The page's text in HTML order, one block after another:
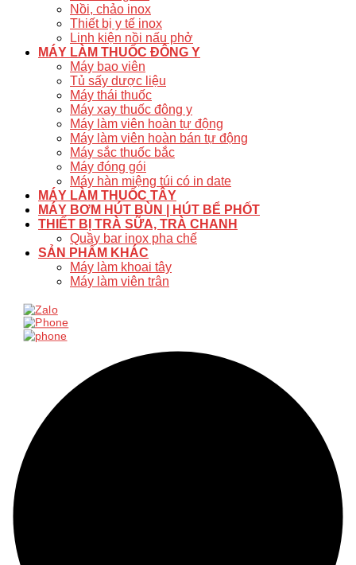
Nồi, chảo inox
Thiết bị y tế inox
Linh kiện nồi nấu phở
MÁY LÀM THUỐC ĐÔNG Y
Máy bao viên
Tủ sấy dược liệu
Máy thái thuốc
Máy xay thuốc đông y
Máy làm viên hoàn tự động
Máy làm viên hoàn bán tự động
Máy sắc thuốc bắc
Máy đóng gói
Máy hàn miệng túi có in date
MÁY LÀM THUỐC TÂY
MÁY BƠM HÚT BÙN | HÚT BỂ PHỐT
THIẾT BỊ TRÀ SỮA, TRÀ CHANH
Quầy bar inox pha chế
SẢN PHẨM KHÁC
Máy làm khoai tây
Máy làm viên trân